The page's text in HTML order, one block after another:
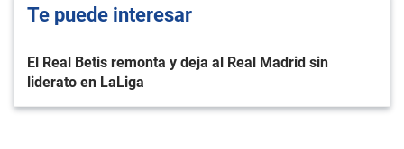
Te puede interesar
El Real Betis remonta y deja al Real Madrid sin
liderato en LaLiga